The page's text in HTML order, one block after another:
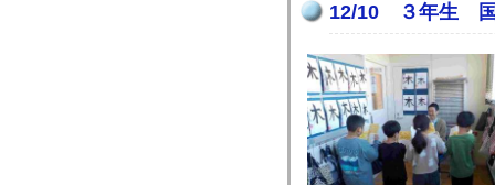
12/10 ３年生